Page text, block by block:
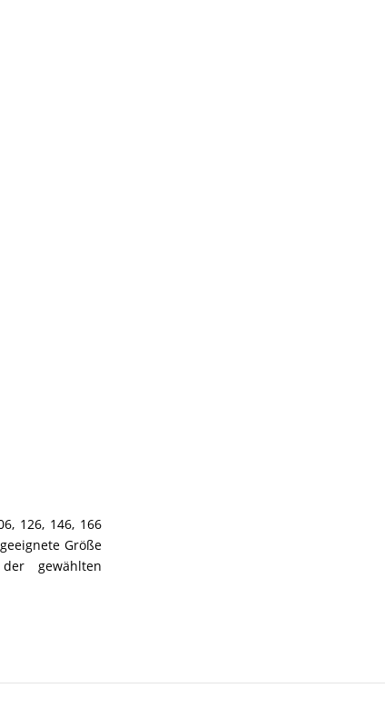
126, 146, 166
Größe
gewählten